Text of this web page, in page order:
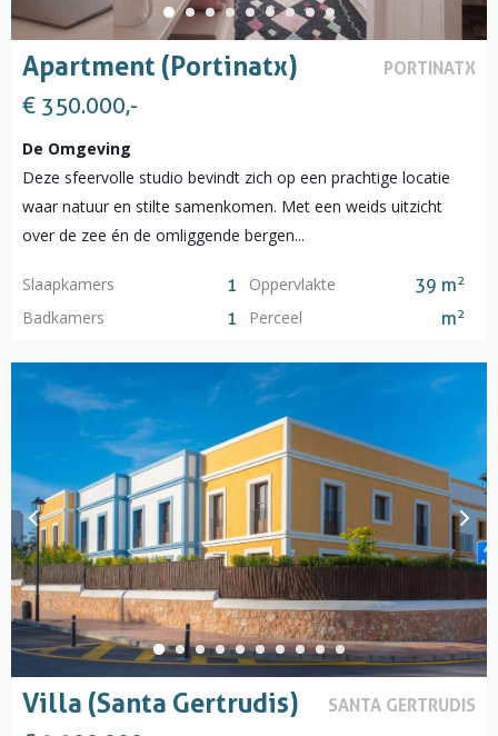
Apartment (Portinatx) PORTINATX
€ 350.000,-
De Omgeving
Deze sfeervolle studio bevindt zich op een prachtige locatie
waar natuur en stilte samenkomen. Met een weids uitzicht
over de zee én de omliggende bergen...
Slaapkamers 1 Oppervlakte 39 m2
Badkamers 1 Perceel m2
Villa (Santa Gertrudis) SANTA GERTRUDIS